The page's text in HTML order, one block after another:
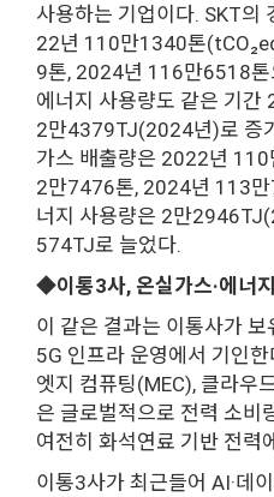
사용하는 기업이다. SKT의
22년 110만1340톤
9톤, 2024년 116만6518톤
에너지 사용량도 같은 기
2만4379TJ(2024년)로 증
가스 배출량은 2022년
2만7476톤, 2024년 113만
너지 사용량은 2만
574TJ로 늘었다.
◆이통3사, 온실가스·에너
이 같은 결과는 이통사가
5G 인프라 운영에서 기인
엣지 컴퓨팅(MEC), 클라우
은 글로벌적으로 전력 소비
여전히 화석연료 기반 전력
이통3사가 최근들어 AI·데